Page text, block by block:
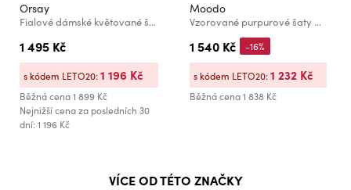
Orsay
Fialové dámské květované šaty ORSAY
1 495 Kč
Běžná cena1 899 Kč
Nejnižší cena za posledních 30
dní: 1 196 Kč
s kódem LETO20:1 196 Kč
Moodo
Vzorované purpurové šaty Moodo
1 540 Kč
Běžná cena1 838 Kč
-16%
s kódem LETO20:1 232 Kč
VÍCE OD TÉTO ZNAČKY